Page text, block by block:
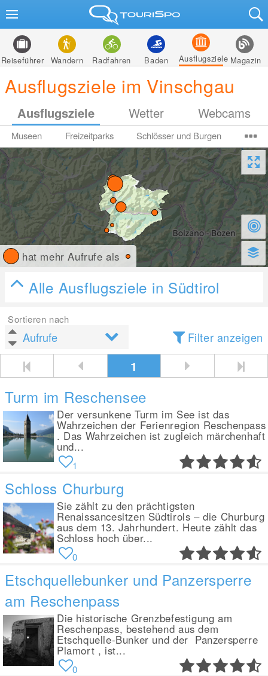
Reiseführer Wandern Radfahren Baden Ausflugsziele Magazin
Ausflugsziele im Vinschgau
Ausflugsziele Wetter Webcams
Museen Freizeitparks Schlösser und Burgen
hat mehr Aufrufe als
Alle Ausflugsziele in Südtirol
Sortieren nach
Filter anzeigen
1
Turm im Reschensee
Der versunkene Turm im See ist das
Wahrzeichen der Ferienregion Reschenpass
. Das Wahrzeichen ist zugleich märchenhaft
und...
1
Schloss Churburg
Sie zählt zu den prächtigsten
Renaissancesitzen Südtirols – die Churburg
aus dem 13. Jahrhundert. Heute zählt das
Schloss hoch über...
0
Etschquellebunker und Panzersperre
am Reschenpass
Die historische Grenzbefestigung am
Reschenpass, bestehend aus dem
Etschquelle-Bunker und der Panzersperre
Plamort , ist...
0